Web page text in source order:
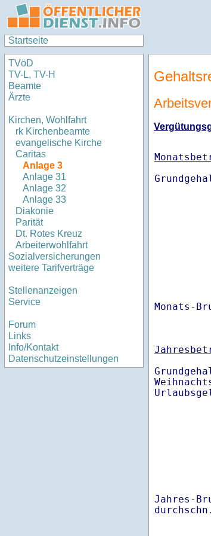
Startseite
TVöD
TV-L, TV-H
Beamte
Ärzte
Kirchen, Wohlfahrt
rk Kirchenbeamte
evangelische Kirche
Caritas
Anlage 3
Anlage 31
Anlage 32
Anlage 33
Diakonie
Parität
Dt. Rotes Kreuz
Arbeiterwohlfahrt
Sozialversicherungen
weitere Tarifverträge
Stellenanzeigen
Service
Forum
Links
Info/Kontakt
Datenschutzeinstellungen